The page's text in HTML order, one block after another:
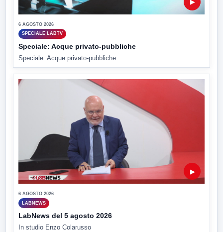
▶
6 AGOSTO 2026
SPECIALE LABTV
Speciale: Acque privato-pubbliche
Speciale: Acque privato-pubbliche
▶
6 AGOSTO 2026
LABNEWS
LabNews del 5 agosto 2026
In studio Enzo Colarusso